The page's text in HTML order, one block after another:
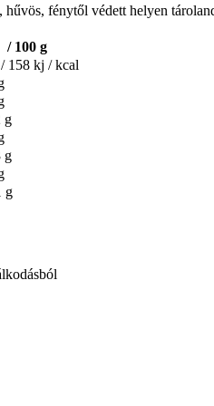
hűvös, fénytől védett helyen
/ 100 g
158 kj / kcal
g
g
g